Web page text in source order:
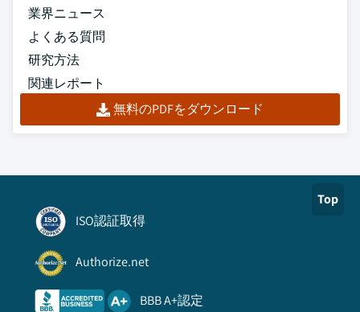
業界ニュース
よくある質問
研究方法
関連レポート
無料のPDFをダウンロード
Top
ISO認証取得
Authorize.net
BBB A+認定